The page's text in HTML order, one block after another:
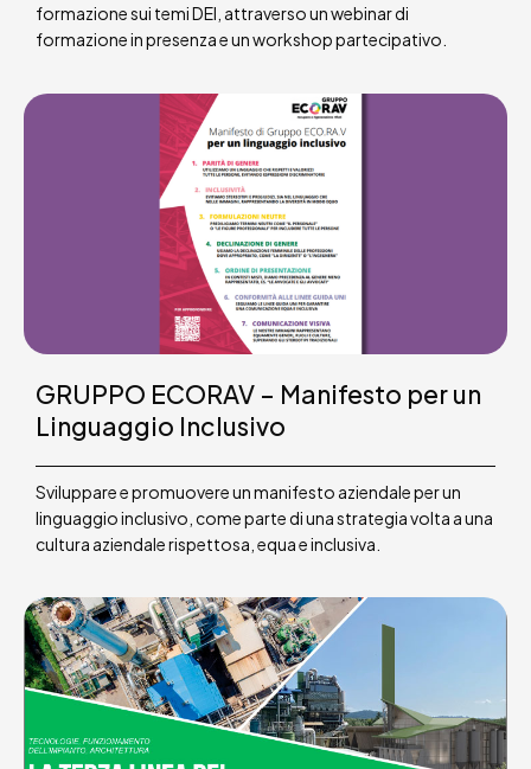
formazione sui temi DEI, attraverso un webinar di
formazione in presenza e un workshop partecipativo.
GRUPPO ECORAV – Manifesto per un
Linguaggio Inclusivo
Sviluppare e promuovere un manifesto aziendale per un
linguaggio inclusivo, come parte di una strategia volta a una
cultura aziendale rispettosa, equa e inclusiva.